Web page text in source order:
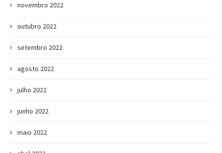
novembro 2022
outubro 2022
setembro 2022
agosto 2022
julho 2022
junho 2022
maio 2022